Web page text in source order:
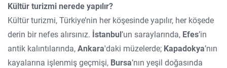
Kültür turizmi nerede yapılır?
Kültür turizmi, Türkiye’nin her köşesinde yapılır, her köşede
derin bir nefes alırsınız. İstanbul’un saraylarında, Efes’in
antik kalıntılarında, Ankara'daki müzelerde; Kapadokya’nın
kayalarına işlenmiş geçmişi, Bursa’nın yeşil doğasında